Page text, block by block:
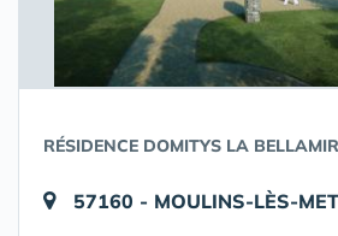
RÉSIDENCE DOMITYS LA
57160 - MOULINS-LÈS-